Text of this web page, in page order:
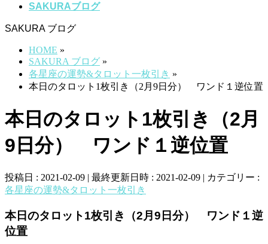
SAKURAブログ
SAKURA ブログ
HOME »
SAKURA ブログ »
各星座の運勢&タロット一枚引き »
本日のタロット1枚引き（2月9日分） ワンド１逆位置
本日のタロット1枚引き（2月
9日分） ワンド１逆位置
投稿日 : 2021-02-09 最終更新日時 : 2021-02-09
カテゴリー :
各星座の運勢&タロット一枚引き
本日のタロット1枚引き（2月9日分） ワンド１逆
位置